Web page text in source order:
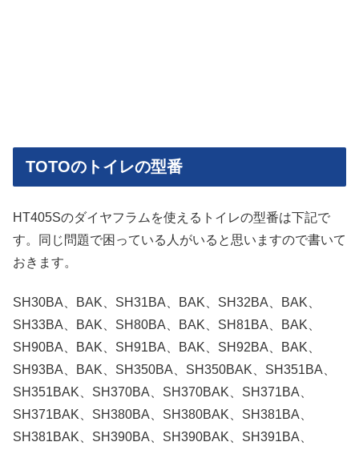
TOTOのトイレの型番
HT405Sのダイヤフラムを使えるトイレの型番は下記で
す。同じ問題で困っている人がいると思いますので書いて
おきます。
SH30BA、BAK、SH31BA、BAK、SH32BA、BAK、
SH33BA、BAK、SH80BA、BAK、SH81BA、BAK、
SH90BA、BAK、SH91BA、BAK、SH92BA、BAK、
SH93BA、BAK、SH350BA、SH350BAK、SH351BA、
SH351BAK、SH370BA、SH370BAK、SH371BA、
SH371BAK、SH380BA、SH380BAK、SH381BA、
SH381BAK、SH390BA、SH390BAK、SH391BA、